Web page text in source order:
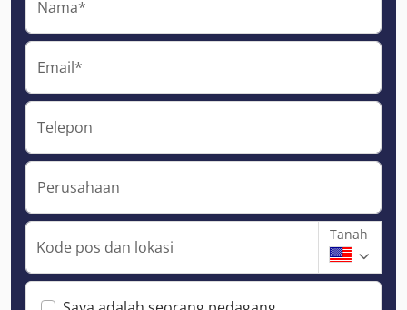
Nama*
Email*
Telepon
Perusahaan
Kode pos dan lokasi
Tanah